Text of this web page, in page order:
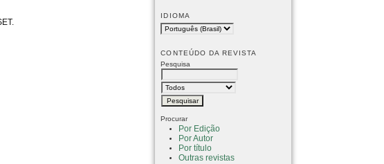
IDIOMA
CONTEÚDO DA REVISTA
Pesquisa
Procurar
Por Edição
Por Autor
Por título
Outras revistas